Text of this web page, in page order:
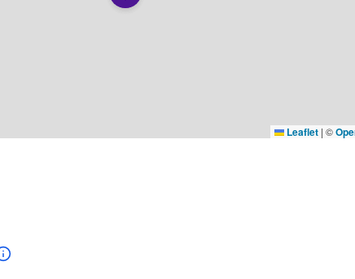
Leaflet | ©